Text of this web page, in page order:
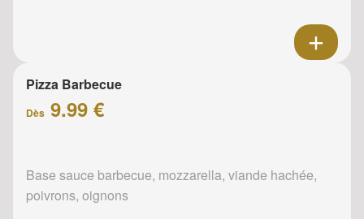
Pizza Barbecue
Dès 9.99 €
Base sauce barbecue, mozzarella, viande hachée,
poivrons, oignons